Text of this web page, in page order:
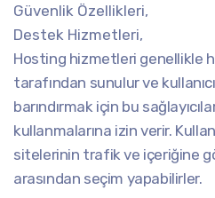
Güvenlik Özellikleri,
Destek Hizmetleri,
Hosting hizmetleri genellikle
tarafından sunulur ve
barındırmak için bu
kullanmalarına izin verir.
sitelerinin trafik ve içeriğine
arasından seçim yapabilirler.